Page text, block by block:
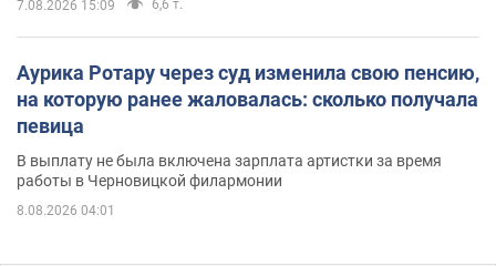
7.08.2026 15:09 6,6 т.
Аурика Ротару через суд изменила свою пенсию,
на которую ранее жаловалась: сколько получала
певица
В выплату не была включена зарплата артистки за время
работы в Черновицкой филармонии
8.08.2026 04:01